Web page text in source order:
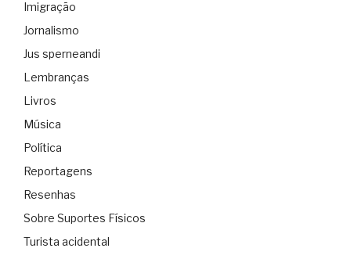
Imigração
Jornalismo
Jus sperneandi
Lembranças
Livros
Música
Política
Reportagens
Resenhas
Sobre Suportes Físicos
Turista acidental